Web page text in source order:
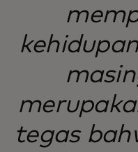
tegas